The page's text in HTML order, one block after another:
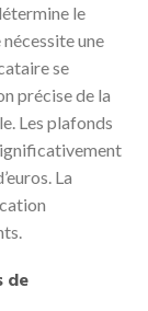
le
une
se
précise de la
Les plafonds
La
de